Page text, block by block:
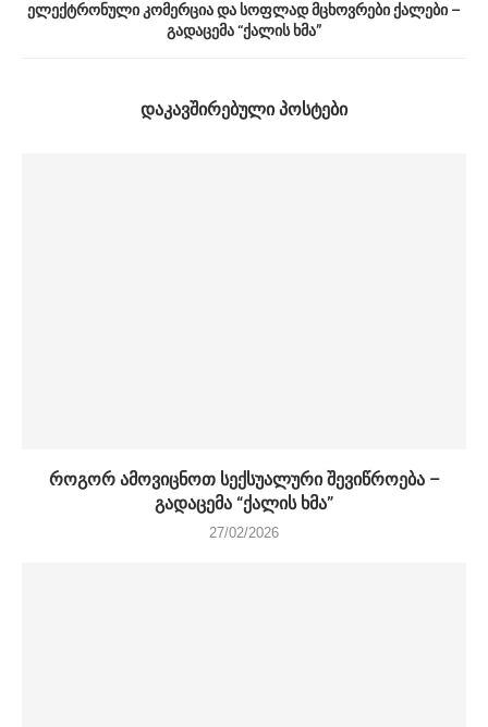
ელექტრონული კომერცია და სოფლად მცხოვრები ქალები –
გადაცემა “ქალის ხმა”
ᲓᲐᲙᲐᲕᲨᲘᲠᲔᲑᲣᲚᲘ ᲞᲝᲡᲢᲔᲑᲘ
როგორ ამოვიცნოთ სექსუალური შევიწროება –
გადაცემა “ქალის ხმა”
27/02/2026